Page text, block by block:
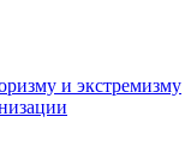
и экстремизму